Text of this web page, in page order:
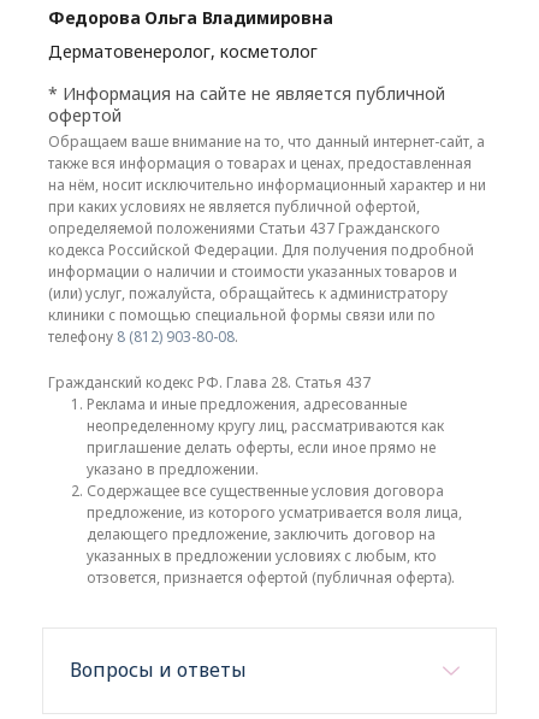
Федорова Ольга Владимировна
Дерматовенеролог, косметолог
* Информация на сайте не является публичной
офертой
Обращаем ваше внимание на то, что данный интернет-сайт, а
также вся информация о товарах и ценах, предоставленная
на нём, носит исключительно информационный характер и ни
при каких условиях не является публичной офертой,
определяемой положениями Статьи 437 Гражданского
кодекса Российской Федерации. Для получения подробной
информации о наличии и стоимости указанных товаров и
(или) услуг, пожалуйста, обращайтесь к администратору
клиники с помощью специальной формы связи или по
телефону 8 (812) 903-80-08.
Гражданский кодекс РФ. Глава 28. Статья 437
Реклама и иные предложения, адресованные
неопределенному кругу лиц, рассматриваются как
приглашение делать оферты, если иное прямо не
указано в предложении.
Содержащее все существенные условия договора
предложение, из которого усматривается воля лица,
делающего предложение, заключить договор на
указанных в предложении условиях с любым, кто
отзовется, признается офертой (публичная оферта).
Вопросы и ответы